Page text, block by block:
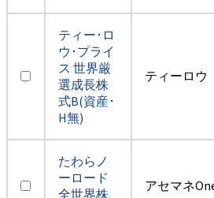
ティー･ロ
ウ･プライ
ス 世界厳
選成長株
式B(資産･
H無)
ティーロウ
たわらノ
ーロード
全世界株
アセマネ